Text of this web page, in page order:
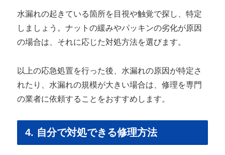
水漏れの起きている箇所を目視や触覚で探し、特定
しましょう。ナットの緩みやパッキンの劣化が原因
の場合は、それに応じた対処方法を選びます。
以上の応急処置を行った後、水漏れの原因が特定さ
れたり、水漏れの規模が大きい場合は、修理を専門
の業者に依頼することをおすすめします。
4. 自分で対処できる修理方法